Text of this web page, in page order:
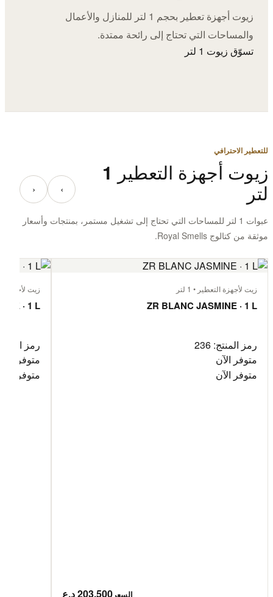
زيوت أجهزة تعطير بحجم 1 لتر للمنازل والأعمال
والمساحات التي تحتاج إلى رائحة ممتدة.
تسوّق زيوت 1 لتر
للتعطير الاحترافي
زيوت أجهزة التعطير 1
لتر
عبوات 1 لتر للمساحات التي تحتاج إلى تشغيل مستمر، بمنتجات وأسعار
موثقة من كتالوج Royal Smells.
›
‹
زيت لأجهزة التعطير • 1 لتر
ZR BLANC JASMINE · 1 L
رمز المنتج: 236
متوفر الآن
متوفر الآن
السعر 203,500 د.ع
زيت لأجهزة
· 1 L
رمز المنتج:
متوفر
متوفر